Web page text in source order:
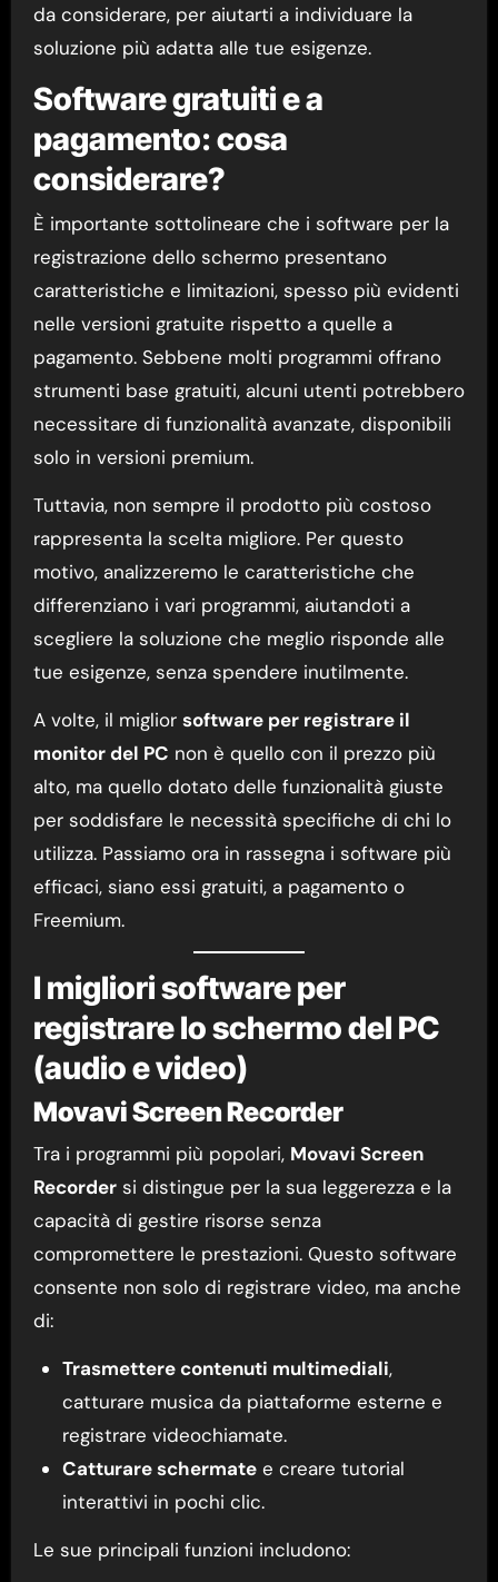
da considerare, per aiutarti a individuare la
soluzione più adatta alle tue esigenze.
Software gratuiti e a
pagamento: cosa
considerare?
È importante sottolineare che i software per la
registrazione dello schermo presentano
caratteristiche e limitazioni, spesso più evidenti
nelle versioni gratuite rispetto a quelle a
pagamento. Sebbene molti programmi offrano
strumenti base gratuiti, alcuni utenti potrebbero
necessitare di funzionalità avanzate, disponibili
solo in versioni premium.
Tuttavia, non sempre il prodotto più costoso
rappresenta la scelta migliore. Per questo
motivo, analizzeremo le caratteristiche che
differenziano i vari programmi, aiutandoti a
scegliere la soluzione che meglio risponde alle
tue esigenze, senza spendere inutilmente.
A volte, il miglior software per registrare il
monitor del PC non è quello con il prezzo più
alto, ma quello dotato delle funzionalità giuste
per soddisfare le necessità specifiche di chi lo
utilizza. Passiamo ora in rassegna i software più
efficaci, siano essi gratuiti, a pagamento o
Freemium.
I migliori software per
registrare lo schermo del PC
(audio e video)
Movavi Screen Recorder
Tra i programmi più popolari, Movavi Screen
Recordersi distingue per la sua leggerezza e la
capacità di gestire risorse senza
compromettere le prestazioni. Questo software
consente non solo di registrare video, ma anche
di:
Trasmettere contenuti multimediali,
catturare musica da piattaforme esterne e
registrare videochiamate.
Catturare schermatee creare tutorial
interattivi in pochi clic.
Le sue principali funzioni includono: